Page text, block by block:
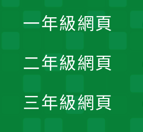
一年級網頁
二年級網頁
三年級網頁